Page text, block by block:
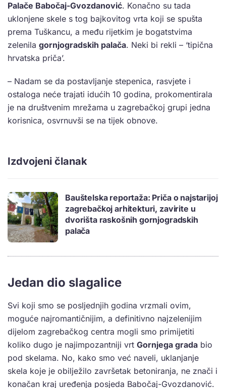
Palače Babočaj-Gvozdanović. Konačno su tada
uklonjene skele s tog bajkovitog vrta koji se spušta
prema Tuškancu, a među rijetkim je bogatstvima
zelenila gornjogradskih palača. Neki bi rekli – ‘tipična
hrvatska priča’.
– Nadam se da postavljanje stepenica, rasvjete i
ostaloga neće trajati idućih 10 godina, prokomentirala
je na društvenim mrežama u zagrebačkoj grupi jedna
korisnica, osvrnuvši se na tijek obnove.
Izdvojeni članak
Bauštelska reportaža: Priča o najstarijoj
zagrebačkoj arhitekturi, zavirite u
dvorišta raskošnih gornjogradskih
palača
Jedan dio slagalice
Svi koji smo se posljednjih godina vrzmali ovim,
moguće najromantičnijim, a definitivno najzelenijim
dijelom zagrebačkog centra mogli smo primijetiti
koliko dugo je najimpozantniji vrt Gornjega grada bio
pod skelama. No, kako smo već naveli, uklanjanje
skela koje je obilježilo završetak betoniranja, ne znači i
konačan kraj uređenja posjeda Babočaj-Gvozdanović.